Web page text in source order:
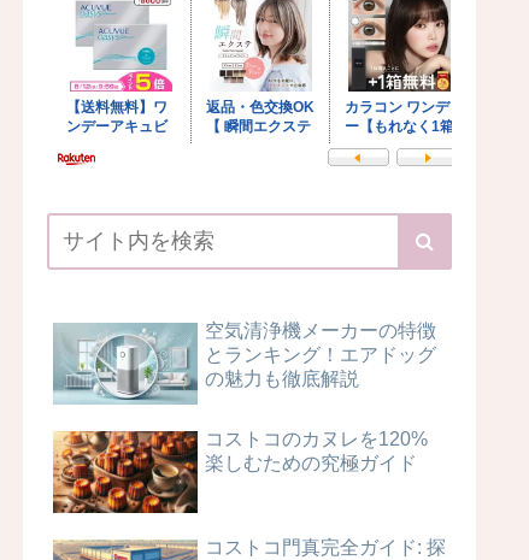
空気清浄機メーカーの特徴
とランキング！エアドッグ
の魅力も徹底解説
コストコのカヌレを120%
楽しむための究極ガイド
コストコ門真完全ガイド: 探